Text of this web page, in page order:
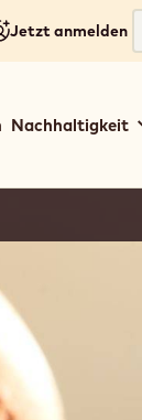
Jetzt anmelden
Nachhaltigkeit